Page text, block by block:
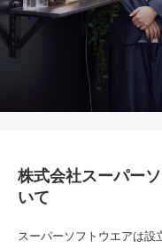
株式会社スーパー
いて
スーパーソフトウエアは設